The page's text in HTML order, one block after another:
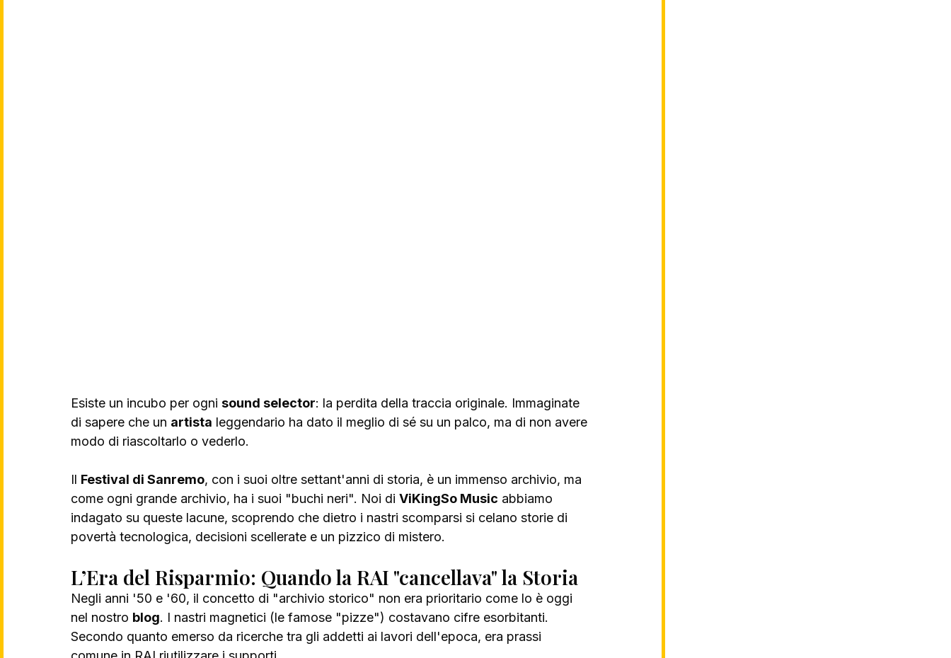
Esiste un incubo per ogni sound selector: la perdita della traccia originale. Immaginate
di sapere che un artista leggendario ha dato il meglio di sé su un palco, ma di non avere
modo di riascoltarlo o vederlo.
Il Festival di Sanremo, con i suoi oltre settant'anni di storia, è un immenso archivio, ma
come ogni grande archivio, ha i suoi "buchi neri". Noi di ViKingSo Music abbiamo
indagato su queste lacune, scoprendo che dietro i nastri scomparsi si celano storie di
povertà tecnologica, decisioni scellerate e un pizzico di mistero.
L’Era del Risparmio: Quando la RAI "cancellava" la Storia
Negli anni '50 e '60, il concetto di "archivio storico" non era prioritario come lo è oggi
nel nostro blog. I nastri magnetici (le famose "pizze") costavano cifre esorbitanti.
Secondo quanto emerso da ricerche tra gli addetti ai lavori dell'epoca, era prassi